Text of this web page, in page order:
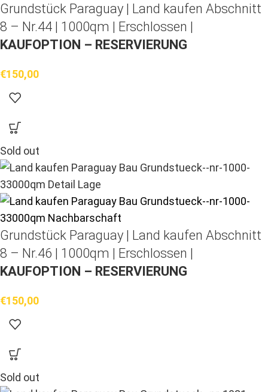
Grundstück Paraguay | Land kaufen Abschnitt
8 – Nr.44 | 1000qm | Erschlossen |
KAUFOPTION – RESERVIERUNG
€150,00
Sold out
Grundstück Paraguay | Land kaufen Abschnitt
8 – Nr.46 | 1000qm | Erschlossen |
KAUFOPTION – RESERVIERUNG
€150,00
Sold out